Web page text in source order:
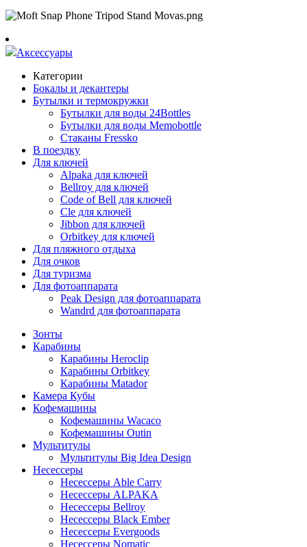
Аксессуары
Категории
Бокалы и декантеры
Бутылки и термокружки
Бутылки для воды 24Bottles
Бутылки для воды Memobottle
Стаканы Fressko
В поездку
Для ключей
Alpaka для ключей
Bellroy для ключей
Code of Bell для ключей
Cle для ключей
Jibbon для ключей
Orbitkey для ключей
Для пляжного отдыха
Для очков
Для туризма
Для фотоаппарата
Peak Design для фотоаппарата
Wandrd для фотоаппарата
Зонты
Карабины
Карабины Heroclip
Карабины Orbitkey
Карабины Matador
Камера Кубы
Кофемашины
Кофемашины Wacaco
Кофемашины Outin
Мультитулы
Мультитулы Big Idea Design
Несессеры
Несессеры Able Carry
Несессеры ALPAKA
Несессеры Bellroy
Несессеры Black Ember
Несессеры Evergoods
Несессеры Nomatic